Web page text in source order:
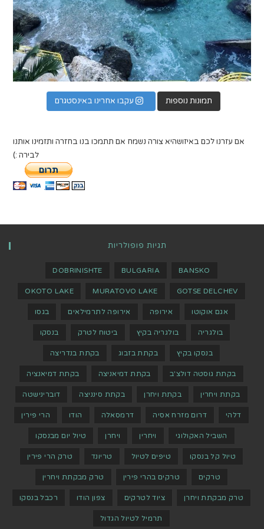
תמונות נוספות עקבו אחרינו באינסטגרם
אם עזרנו לכם באיזושהיא צורה נשמח אם תתמכו בנו בחזרה ותזמינו אותנו
לבירה :)
תגיות פופולריות
BANSKO
BULGARIA
DOBRINISHTE
GOTSE DELCHEV
MURATOVO LAKE
OKOTO LAKE
אגם אוקוטו אירופה אירופה לתרמילאים בגסו
בולגריה בולגריה בקיץ ביטוח לטרק בנסקו
בנסקו בקיץ בקתת בזבוג בקתת בנדריצה
בקתת גוסטה דולצ'ב בקתת דמיאניצה בקתת דמיאנציה
בקתת ויחרין בקתת ויחרן בקתת סינניצה דוברינישטה
דלהי דרום מזרח אסיה דרמסאלה הודו הרי פירין
השביל האקולוגי ויחרין ויחרן טיול יום מבנסקו
טיול קל בנסקו טיפים לטיול טריונד טרק הרי פירין
טרקים טרקים בהרי פירין טרק מבקתת ויחרין
טרק מבקתת ויחרן ציוד לטרקים צפון הודו רכבל בנסקו
תרמיל לטיול הגדול